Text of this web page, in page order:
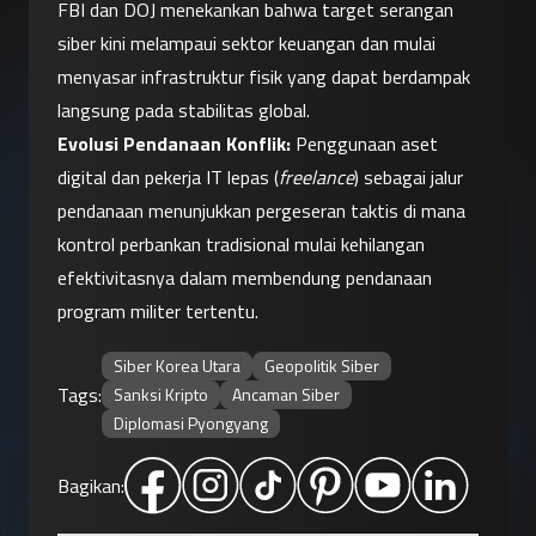
FBI dan DOJ menekankan bahwa target serangan
siber kini melampaui sektor keuangan dan mulai
menyasar infrastruktur fisik yang dapat berdampak
langsung pada stabilitas global.
Evolusi Pendanaan Konflik: Penggunaan aset
digital dan pekerja IT lepas (freelance) sebagai jalur
pendanaan menunjukkan pergeseran taktis di mana
kontrol perbankan tradisional mulai kehilangan
efektivitasnya dalam membendung pendanaan
program militer tertentu.
Tags:
Siber Korea Utara
Geopolitik Siber
Sanksi Kripto
Ancaman Siber
Diplomasi Pyongyang
Bagikan: